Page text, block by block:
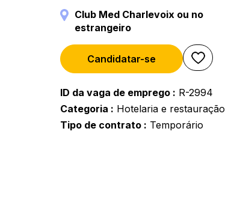
Club Med Charlevoix ou no
estrangeiro
Candidatar-se
ID da vaga de emprego
R-2994
Categoria
Hotelaria e restauração
Tipo de contrato
Temporário